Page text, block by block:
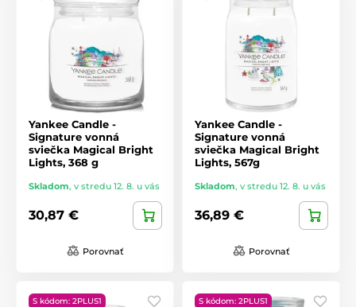
Yankee Candle -
Signature vonná
sviečka Magical Bright
Lights, 368 g
Skladom, v stredu 12. 8. u vás
30,87 €
Porovnať
Yankee Candle -
Signature vonná
sviečka Magical Bright
Lights, 567g
Skladom, v stredu 12. 8. u vás
36,89 €
Porovnať
S kódom: 2PLUS1 S kódom: 2PLUS1